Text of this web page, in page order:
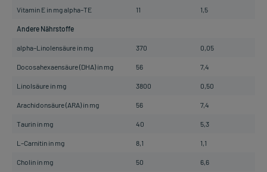
Vitamin E in mg alpha–TE 11 1,5
Andere Nährstoffe
alpha–Linolensäure in mg 370 0,05
Docosahexaensäure (DHA) in mg 56 7,4
Linolsäure in mg 3800 0,50
Arachidonsäure (ARA) in mg 56 7,4
Taurin in mg 40 5,3
L–Carnitin in mg 8,1 1,1
Cholin in mg 50 6,6